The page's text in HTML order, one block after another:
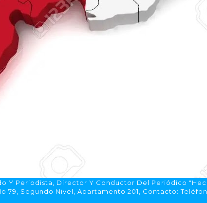
Y Periodista, Director Y Conductor Del Periódico
Segundo Nivel, Apartamento 201, Contacto: